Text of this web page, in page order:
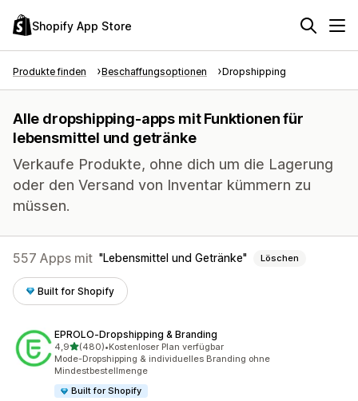
Shopify App Store
Produkte finden Beschaffungsoptionen Dropshipping
Alle dropshipping-apps mit Funktionen für
lebensmittel und getränke
Verkaufe Produkte, ohne dich um die Lagerung
oder den Versand von Inventar kümmern zu
müssen.
557 Apps mit Lebensmittel und Getränke Löschen
Built for Shopify
EPROLO‑Dropshipping & Branding
4,9von 5 Sternen
(480)
480 Rezensionen insgesamt
•Kostenloser Plan verfügbar
Mode-Dropshipping & individuelles Branding ohne
Mindestbestellmenge
Built for Shopify